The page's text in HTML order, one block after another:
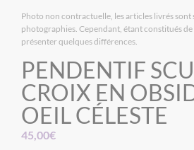
Photo non contractuelle, les articles livrés sont
photographies. Cependant, étant constitués
présenter quelques différences.
PENDENTIF
CROIX EN
OEIL CÉLESTE
45,00€